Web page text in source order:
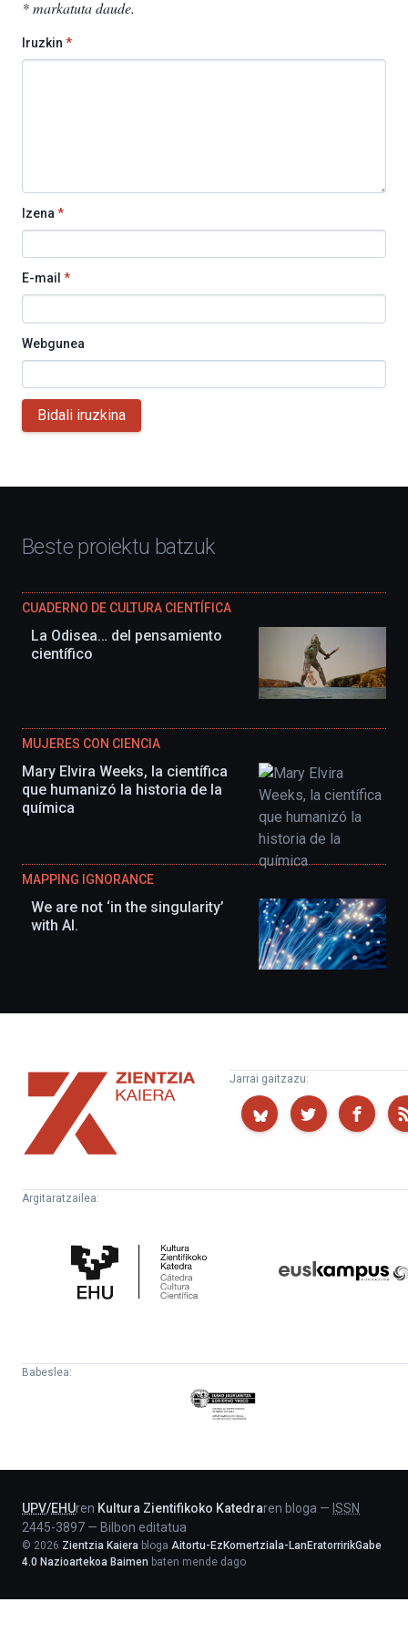
*markatuta daude.
Iruzkin *
Izena *
E-mail *
Webgunea
Bidali iruzkina
Beste proiektu batzuk
CUADERNO DE CULTURA CIENTÍFICA
La Odisea… del pensamiento
científico
MUJERES CON CIENCIA
Mary Elvira Weeks, la científica
que humanizó la historia de la
química
MAPPING IGNORANCE
We are not ‘in the singularity’
with AI.
Zientzia
Kaiera
Jarrai gaitzazu:
Argitaratzailea:
Zientifikoko
Katedra
Babeslea:
Eusko
Jaurlaritza
UPV/EHUren Kultura Zientifikoko Katedraren bloga — ISSN
2445-3897 — Bilbon editatua
© 2026 Zientzia Kaiera bloga Aitortu-EzKomertziala-LanEratorririkGabe
4.0 Nazioartekoa Baimen baten mende dago